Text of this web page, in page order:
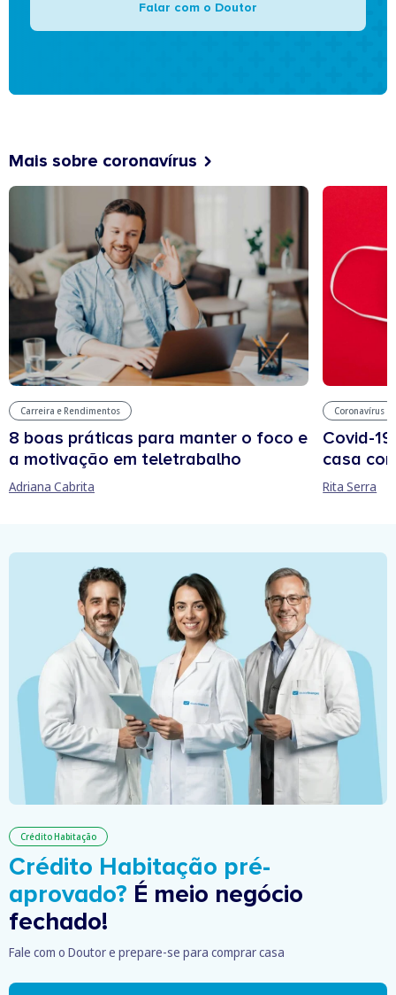
Falar com o Doutor
Mais sobre coronavírus
Carreira e Rendimentos
8 boas práticas para manter o foco e
a motivação em teletrabalho
Adriana Cabrita
Coronavírus
Covid-
casa
Rita Serra
Crédito Habitação
Crédito Habitação pré-
aprovado? É meio negócio
fechado!
Fale com o Doutor e prepare-se para comprar casa